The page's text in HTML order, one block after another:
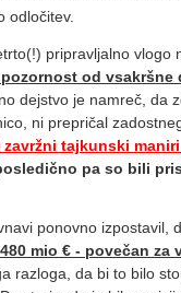
odločitev.
pripravljalno vlogo
od vsakršne
dejstvo je namreč, da
ni prepričal
tajkunski maniri
pa so bili
ponovno izpostavil,
mio € - povečan za
razloga, da bi to bilo